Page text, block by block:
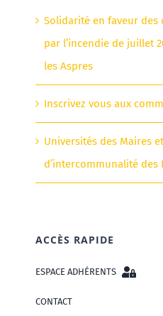
Solidarité en faveur des
par l’incendie de juillet
les Aspres
Inscrivez vous aux
Universités des Maires
d’intercommunalité des
ACCÈS RAPIDE
ESPACE ADHÉRENTS
CONTACT